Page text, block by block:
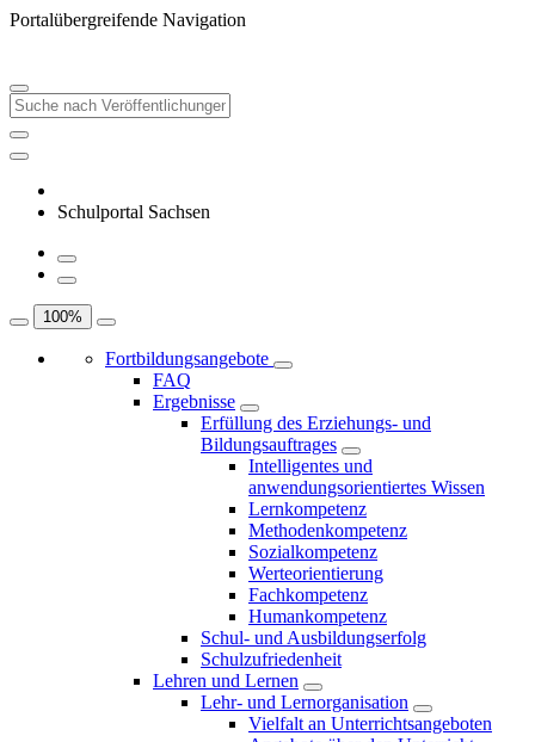
Portalübergreifende Navigation
Schulportal Sachsen
100%
Fortbildungsangebote
FAQ
Ergebnisse
Erfüllung des Erziehungs- und
Bildungsauftrages
Intelligentes und
anwendungsorientiertes Wissen
Lernkompetenz
Methodenkompetenz
Sozialkompetenz
Werteorientierung
Fachkompetenz
Humankompetenz
Schul- und Ausbildungserfolg
Schulzufriedenheit
Lehren und Lernen
Lehr- und Lernorganisation
Vielfalt an Unterrichtsangeboten